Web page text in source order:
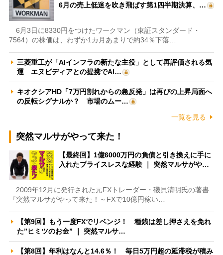
6月の売上低迷を吹き飛ばす第1四半期決算、…
6月3日に8330円をつけたワークマン（東証スタンダード・
7564）の株価は、わずか1カ月あまりで約34％下落…
三菱重工が「AIインフラの新たな主役」として再評価される気
運 エヌビディアとの提携でAI…
キオクシアHD「7万円割れからの急反発」は再びの上昇局面へ
の反転シグナルか？ 市場のムー…
一覧を見る
突然マルサがやって来た！
【最終回】1億6000万円の負債と引き換えに手に
入れたプライスレスな経験 ｜ 突然マルサがや…
2009年12月に発行された元FXトレーダー・磯貝清明氏の著書
『突然マルサがやって来た！～FXで10億円稼い…
【第9回】もう一度FXでリベンジ！ 種銭は差し押さえを免れ
た”ヒミツのお金” ｜ 突然マルサ…
【第8回】年利はなんと14.6％！ 毎日5万円超の延滞税が積み